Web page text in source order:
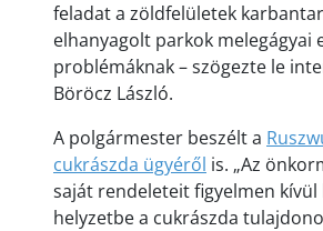
feladat a zöldfelületek
elhanyagolt parkok melegágyai
problémáknak – szögezte le
Böröcz László.
A polgármester beszélt a
cukrászda ügyéről is. „Az
saját rendeleteit figyelmen kívül
helyzetbe a cukrászda